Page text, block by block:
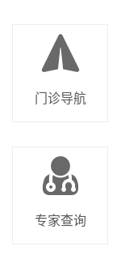
门诊导航
专家查询